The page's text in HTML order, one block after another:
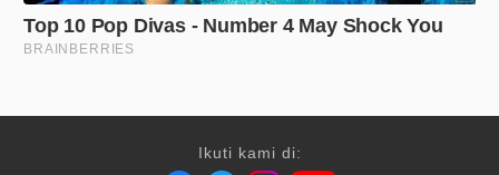
Ikuti kami di: